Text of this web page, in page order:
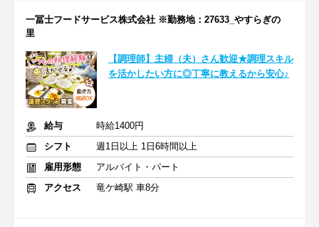
一冨士フードサービス株式会社 ※勤務地：27633_やすらぎの
里
【調理師】主婦（夫）さん歓迎★調理スキル
を活かしたい方に◎丁寧に教えるから安心♪
給与
時給1400円
シフト
週1日以上 1日6時間以上
雇用形態
アルバイト・パート
アクセス
竜ケ崎駅 車8分